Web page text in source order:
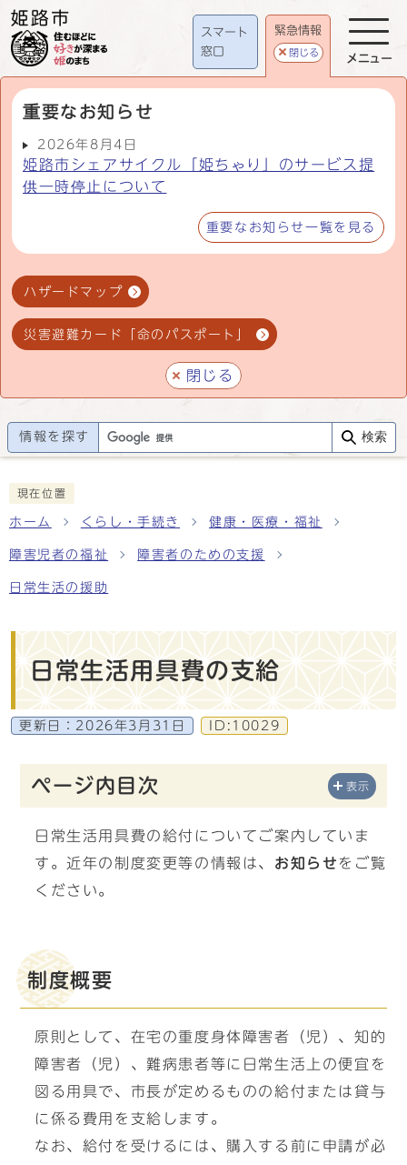
スマート
窓口
緊急情報
閉じる
重要なお知らせ
2026年8月4日
姫路市シェアサイクル「姫ちゃり」のサービス提
供一時停止について
重要なお知らせ一覧を見る
ハザードマップ
災害避難カード「命のパスポート」
閉じる
メニュー
情報を探す 検索
現在位置
ホーム くらし・手続き 健康・医療・福祉
障害児者の福祉 障害者のための支援
日常生活の援助
日常生活用具費の支給
更新日： 2026年3月31日 ID:10029
ページ内目次 表示
日常生活用具費の給付についてご案内していま
す。近年の制度変更等の情報は、 お知らせ をご覧
ください。
制度概要
原則として、在宅の重度身体障害者（児）、知的
障害者（児）、難病患者等に日常生活上の便宜を
図る用具で、市長が定めるものの給付または貸与
に係る費用を支給します。
なお、給付を受けるには、購入する前に申請が必